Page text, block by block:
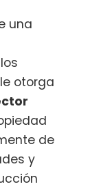
una
otorga
de
y